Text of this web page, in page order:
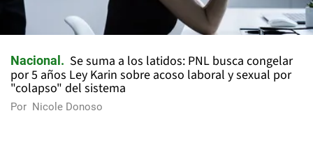
Nacional
Se suma a los latidos: PNL busca congelar
por 5 años Ley Karin sobre acoso laboral y sexual por
"colapso" del sistema
Por Nicole Donoso